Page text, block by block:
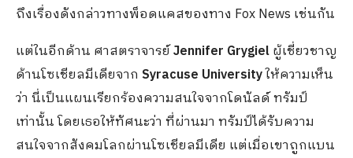
ถึงเรื่องดังกล่าวทางพ็อดแคสของทาง Fox News เช่นกัน
แต่ในอีกด้าน ศาสตราจารย์Jennifer Grygielผู้เชี่ยวชาญ
ด้านโซเชียลมีเดียจาก Syracuse Universityให้ความเห็น
ว่า นี่เป็นแผนเรียกร้องความสนใจจากโดนัลด์ ทรัมป์
เท่านั้น โดยเธอให้ทัศนะว่า ที่ผ่านมา ทรัมป์ได้รับความ
สนใจจากสังคมโลกผ่านโซเชียลมีเดีย แต่เมื่อเขาถูกแบน